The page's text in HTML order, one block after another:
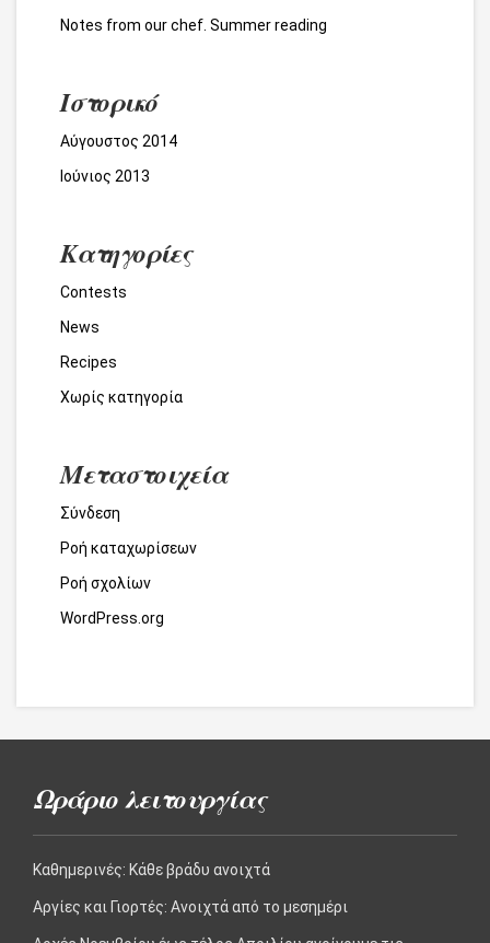
Notes from our chef. Summer reading
Ιστορικό
Αύγουστος 2014
Ιούνιος 2013
Kατηγορίες
Contests
News
Recipes
Χωρίς κατηγορία
Μεταστοιχεία
Σύνδεση
Ροή καταχωρίσεων
Ροή σχολίων
WordPress.org
Ωράριο λειτουργίας
Καθημερινές: Kάθε βράδυ ανοιχτά
Αργίες και Γιορτές: Aνοιχτά από το μεσημέρι